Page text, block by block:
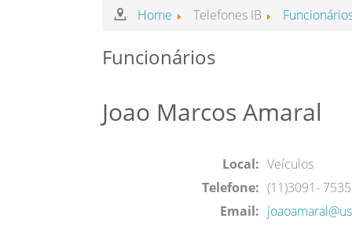
Home Telefones IB
Funcionários
Joao Marcos Amaral
Local: Veículos
Telefone: (11)3091- 7535
Email: